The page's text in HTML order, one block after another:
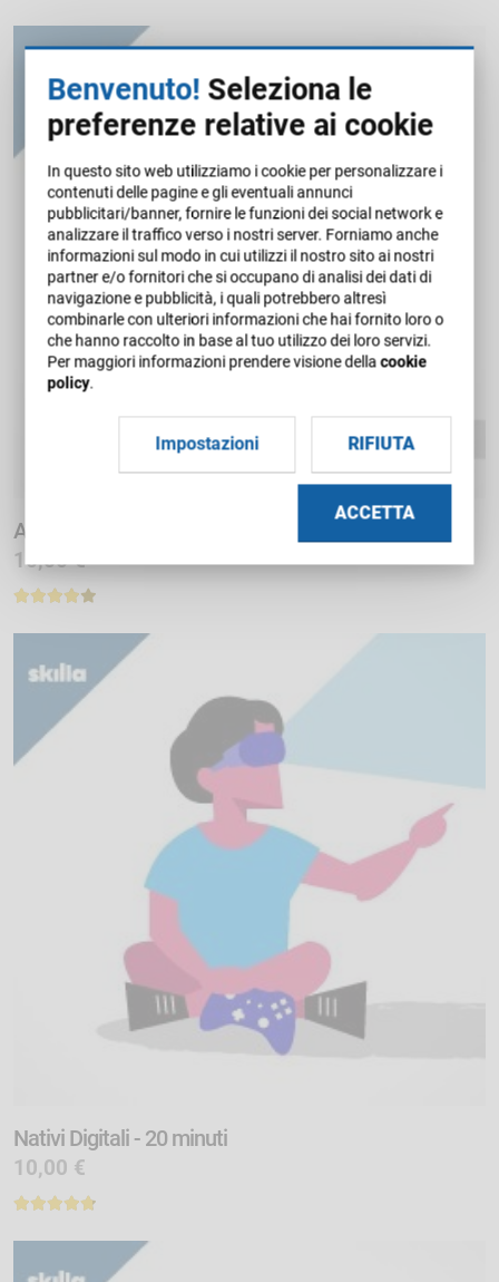
Age Diversity - 30 minuti
10,00 €
Nativi Digitali - 20 minuti
10,00 €
Benvenuto! Seleziona le
preferenze relative ai cookie
In questo sito web utilizziamo i cookie per personalizzare i
contenuti delle pagine e gli eventuali annunci
pubblicitari/banner, fornire le funzioni dei social network e
analizzare il traffico verso i nostri server. Forniamo anche
informazioni sul modo in cui utilizzi il nostro sito ai nostri
partner e/o fornitori che si occupano di analisi dei dati di
navigazione e pubblicità, i quali potrebbero altresì
combinarle con ulteriori informazioni che hai fornito loro o
che hanno raccolto in base al tuo utilizzo dei loro servizi.
Per maggiori informazioni prendere visione dellacookie
policy.
Impostazioni RIFIUTA
ACCETTA